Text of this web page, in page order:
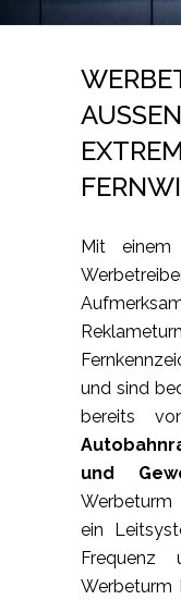
Mit einem
und sind
bereits
und
ein
Werbeturm